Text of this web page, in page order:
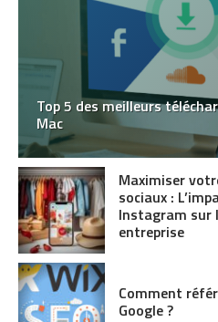
Top 5 des meilleurs
Mac
Maximiser
sociaux :
Instagram sur
entreprise
Comment
Google ?